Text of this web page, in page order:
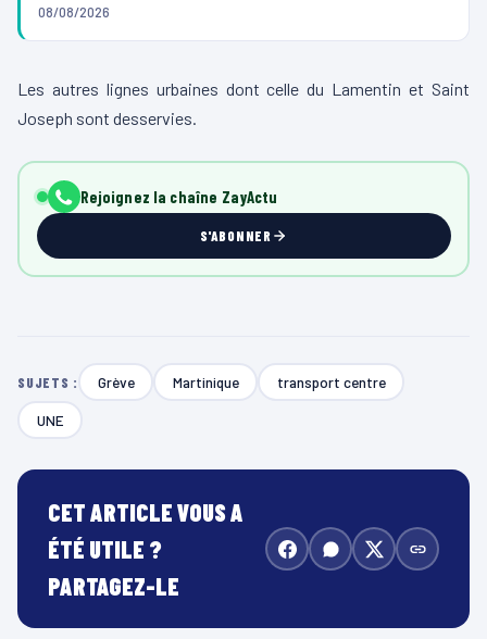
08/08/2026
Les autres lignes urbaines dont celle du Lamentin et Saint
Joseph sont desservies.
Rejoignez la chaîne ZayActu
S'ABONNER
SUJETS : Grève Martinique transport centre
UNE
CET ARTICLE VOUS A
ÉTÉ UTILE ?
PARTAGEZ-LE